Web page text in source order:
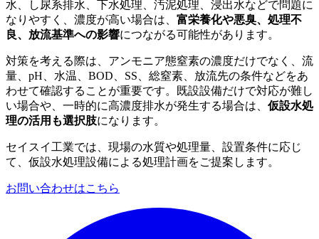
水、し尿系排水、下水処理、汚泥処理、浸出水などで問題に
なりやすく、濃度が高い場合は、 富栄養化や悪臭、処理不
良、放流基準への影響につながる可能性があります。
対策を考える際は、アンモニア態窒素の濃度だけでなく、流
量、pH、水温、BOD、SS、総窒素、放流先の条件などをあ
わせて確認することが重要です。既設設備だけで対応が難し
い場合や、一時的に高濃度排水が発生する場合は、 仮設水処
理の活用も選択肢になります。
セイスイ工業では、現場の水質や処理量、設置条件に応じ
て、仮設水処理設備による処理計画をご提案します。
お問い合わせはこちら